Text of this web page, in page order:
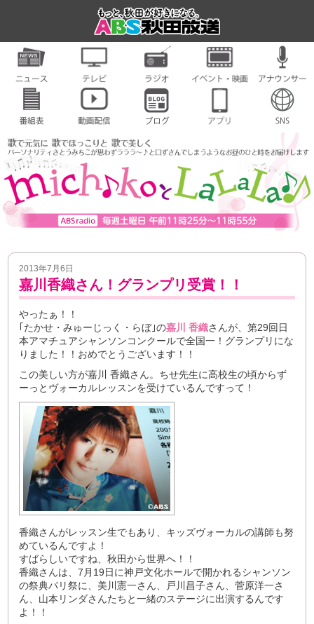
2013年7月6日
嘉川香織さん！グランプリ受賞！！
やったぁ！！
｢たかせ・みゅーじっく・らぼ｣の嘉川 香織さんが、第29回日
本アマチュアシャンソンコンクールで全国一！グランプリにな
りました！！ おめでとうございます！！
この美しい方が嘉川 香織さん。ちせ先生に高校生の頃からず
ーっとヴォーカルレッスンを受けているんですって！
香織さんがレッスン生でもあり、キッズヴォーカルの講師も努
めているんですよ！
すばらしいですね、秋田から世界へ！！
香織さんは、7月19日に神戸文化ホールで開かれるシャンソン
の祭典パリ祭に、美川憲一さん、戸川昌子さん、菅原洋一さ
ん、山本リンダさんたちと一緒のステージに出演するんです
よ！！